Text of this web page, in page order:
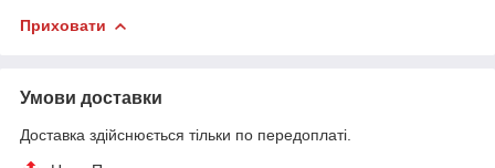
Приховати
Умови доставки
Доставка здійснюється тільки по передоплаті.